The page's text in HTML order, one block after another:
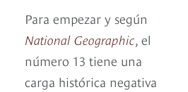
Para empezar y según
National Geographic, el
número 13 tiene una
carga histórica negativa